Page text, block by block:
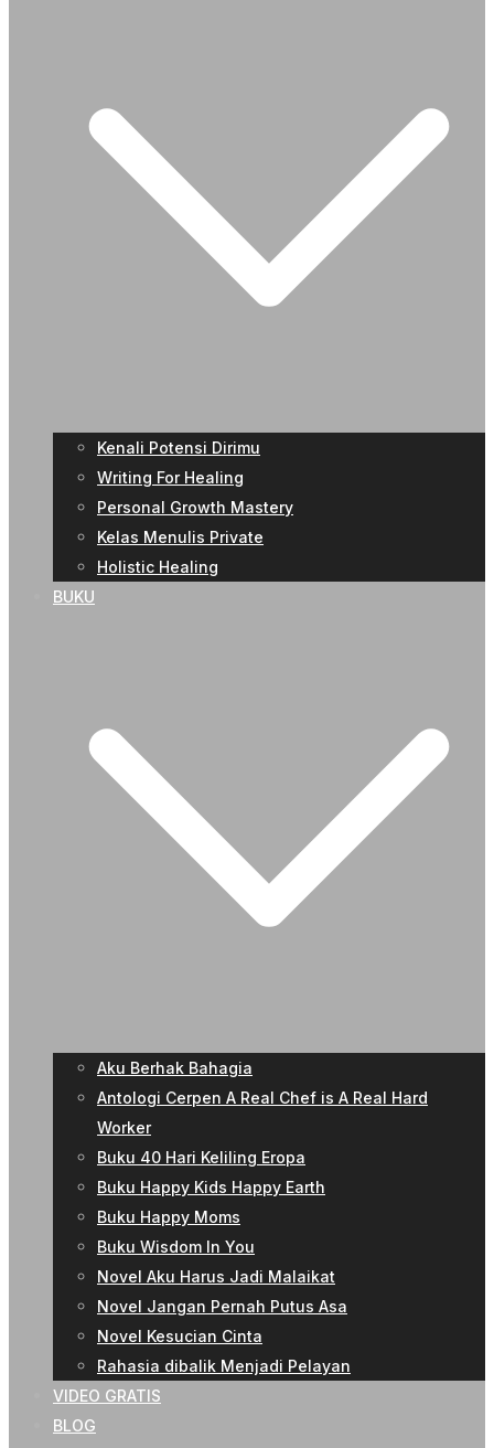
Kenali Potensi Dirimu
Writing For Healing
Personal Growth Mastery
Kelas Menulis Private
Holistic Healing
BUKU
Aku Berhak Bahagia
Antologi Cerpen A Real Chef is A Real Hard
Worker
Buku 40 Hari Keliling Eropa
Buku Happy Kids Happy Earth
Buku Happy Moms
Buku Wisdom In You
Novel Aku Harus Jadi Malaikat
Novel Jangan Pernah Putus Asa
Novel Kesucian Cinta
Rahasia dibalik Menjadi Pelayan
VIDEO GRATIS
BLOG